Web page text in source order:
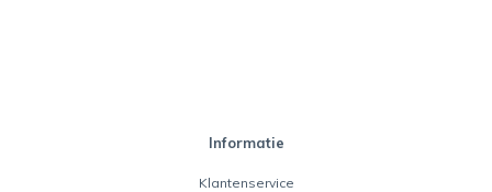
Informatie
Klantenservice